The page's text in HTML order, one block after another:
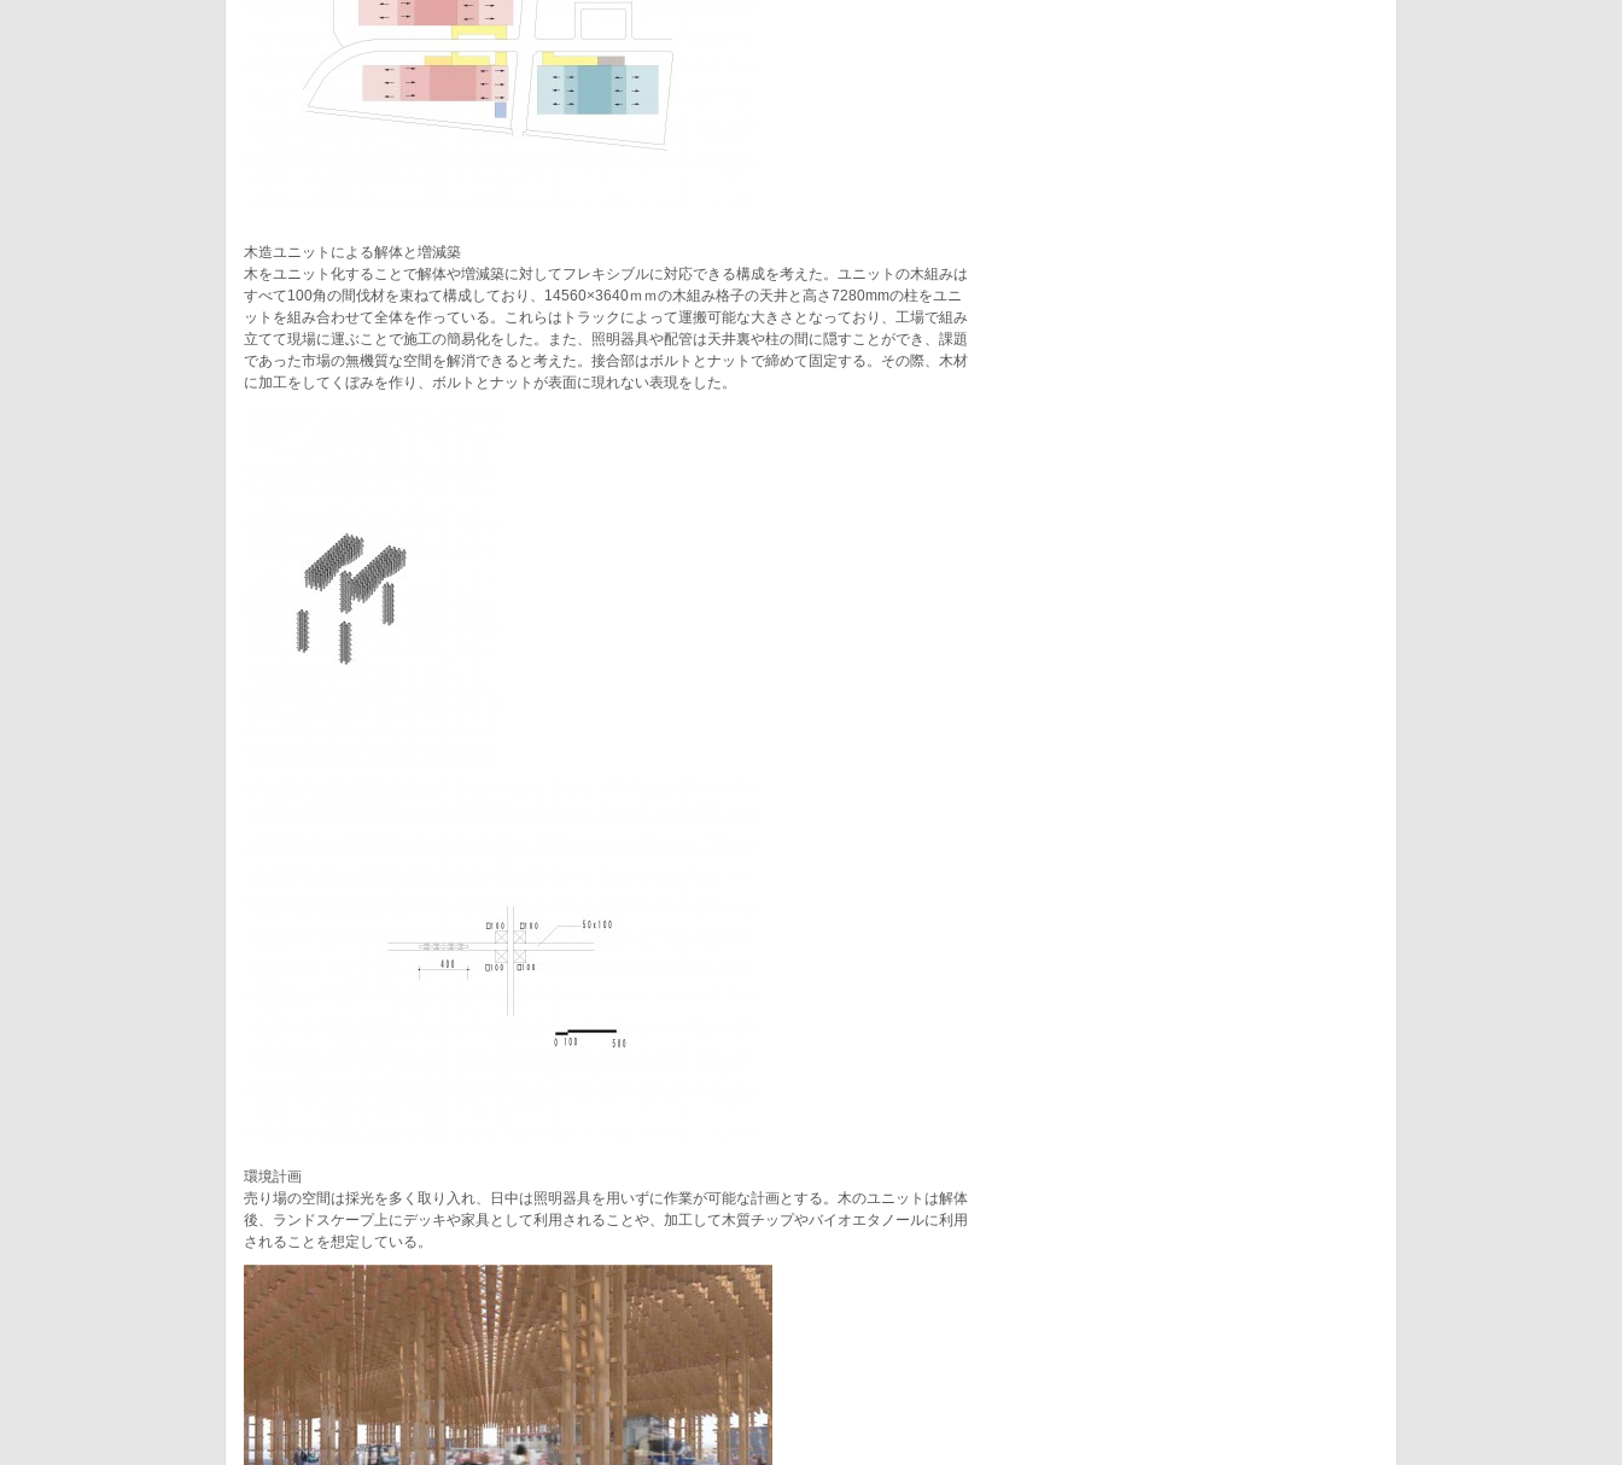
木造ユニットによる解体と増減築
木をユニット化することで解体や増減築に対してフレキシブルに対応できる構成を考えた。ユニットの木組みは
すべて100角の間伐材を束ねて構成しており、14560×3640ｍｍの木組み格子の天井と高さ7280mmの柱をユニ
ットを組み合わせて全体を作っている。これらはトラックによって運搬可能な大きさとなっており、工場で組み
立てて現場に運ぶことで施工の簡易化をした。また、照明器具や配管は天井裏や柱の間に隠すことができ、課題
であった市場の無機質な空間を解消できると考えた。接合部はボルトとナットで締めて固定する。その際、木材
に加工をしてくぼみを作り、ボルトとナットが表面に現れない表現をした。
環境計画
売り場の空間は採光を多く取り入れ、日中は照明器具を用いずに作業が可能な計画とする。木のユニットは解体
後、ランドスケープ上にデッキや家具として利用されることや、加工して木質チップやバイオエタノールに利用
されることを想定している。